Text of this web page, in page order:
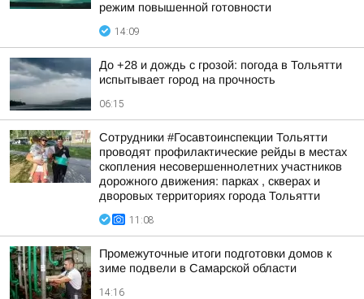
режим повышенной готовности
14:09
До +28 и дождь с грозой: погода в Тольятти
испытывает город на прочность
06:15
Сотрудники #Госавтоинспекции Тольятти
проводят профилактические рейды в местах
скопления несовершеннолетних участников
дорожного движения: парках , скверах и
дворовых территориях города Тольятти
11:08
Промежуточные итоги подготовки домов к
зиме подвели в Самарской области
14:16